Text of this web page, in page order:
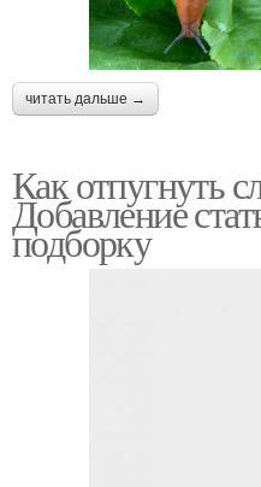
читать дальше →
Как отпугнуть
Добавление
подборку